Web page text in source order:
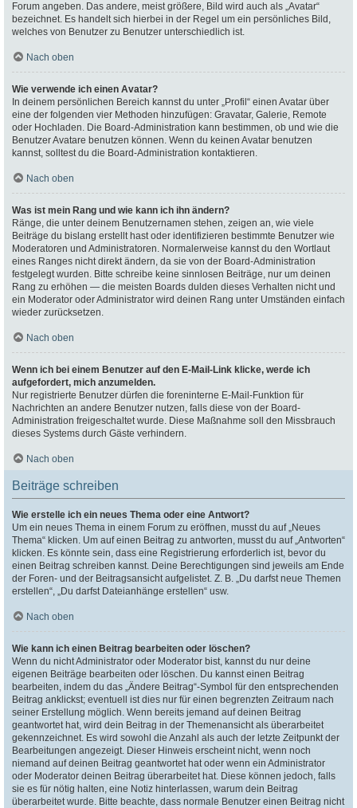
Forum angeben. Das andere, meist größere, Bild wird auch als „Avatar“
bezeichnet. Es handelt sich hierbei in der Regel um ein persönliches Bild,
welches von Benutzer zu Benutzer unterschiedlich ist.
Nach oben
Wie verwende ich einen Avatar?
In deinem persönlichen Bereich kannst du unter „Profil“ einen Avatar über
eine der folgenden vier Methoden hinzufügen: Gravatar, Galerie, Remote
oder Hochladen. Die Board-Administration kann bestimmen, ob und wie die
Benutzer Avatare benutzen können. Wenn du keinen Avatar benutzen
kannst, solltest du die Board-Administration kontaktieren.
Nach oben
Was ist mein Rang und wie kann ich ihn ändern?
Ränge, die unter deinem Benutzernamen stehen, zeigen an, wie viele
Beiträge du bislang erstellt hast oder identifizieren bestimmte Benutzer wie
Moderatoren und Administratoren. Normalerweise kannst du den Wortlaut
eines Ranges nicht direkt ändern, da sie von der Board-Administration
festgelegt wurden. Bitte schreibe keine sinnlosen Beiträge, nur um deinen
Rang zu erhöhen — die meisten Boards dulden dieses Verhalten nicht und
ein Moderator oder Administrator wird deinen Rang unter Umständen einfach
wieder zurücksetzen.
Nach oben
Wenn ich bei einem Benutzer auf den E-Mail-Link klicke, werde ich
aufgefordert, mich anzumelden.
Nur registrierte Benutzer dürfen die foreninterne E-Mail-Funktion für
Nachrichten an andere Benutzer nutzen, falls diese von der Board-
Administration freigeschaltet wurde. Diese Maßnahme soll den Missbrauch
dieses Systems durch Gäste verhindern.
Nach oben
Beiträge schreiben
Wie erstelle ich ein neues Thema oder eine Antwort?
Um ein neues Thema in einem Forum zu eröffnen, musst du auf „Neues
Thema“ klicken. Um auf einen Beitrag zu antworten, musst du auf „Antworten“
klicken. Es könnte sein, dass eine Registrierung erforderlich ist, bevor du
einen Beitrag schreiben kannst. Deine Berechtigungen sind jeweils am Ende
der Foren- und der Beitragsansicht aufgelistet. Z. B. „Du darfst neue Themen
erstellen“, „Du darfst Dateianhänge erstellen“ usw.
Nach oben
Wie kann ich einen Beitrag bearbeiten oder löschen?
Wenn du nicht Administrator oder Moderator bist, kannst du nur deine
eigenen Beiträge bearbeiten oder löschen. Du kannst einen Beitrag
bearbeiten, indem du das „Ändere Beitrag“-Symbol für den entsprechenden
Beitrag anklickst; eventuell ist dies nur für einen begrenzten Zeitraum nach
seiner Erstellung möglich. Wenn bereits jemand auf deinen Beitrag
geantwortet hat, wird dein Beitrag in der Themenansicht als überarbeitet
gekennzeichnet. Es wird sowohl die Anzahl als auch der letzte Zeitpunkt der
Bearbeitungen angezeigt. Dieser Hinweis erscheint nicht, wenn noch
niemand auf deinen Beitrag geantwortet hat oder wenn ein Administrator
oder Moderator deinen Beitrag überarbeitet hat. Diese können jedoch, falls
sie es für nötig halten, eine Notiz hinterlassen, warum dein Beitrag
überarbeitet wurde. Bitte beachte, dass normale Benutzer einen Beitrag nicht